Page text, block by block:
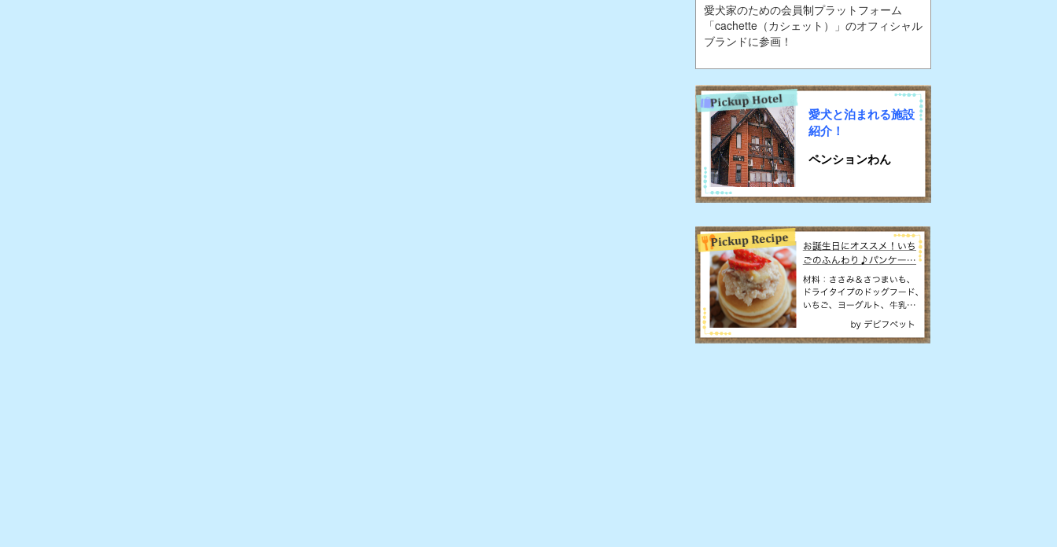
愛犬家のための会員制プラットフォーム
「cachette（カシェット）」のオフィシャル
ブランドに参画！
愛犬と泊まれる施設
紹介！
ペンションわん